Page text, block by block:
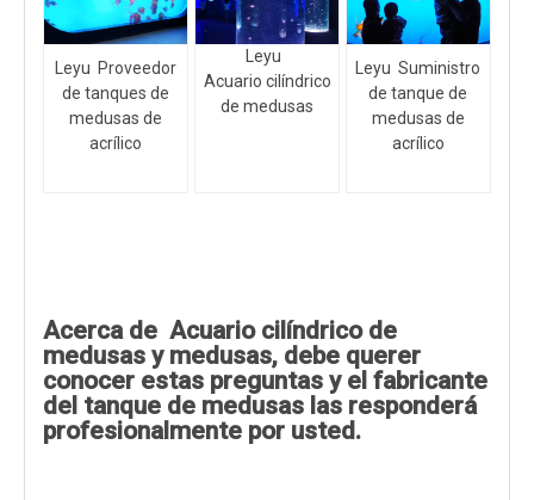
Leyu Proveedor
de tanques de
medusas de
acrílico
Leyu
Acuario cilíndrico
de medusas
Leyu Suministro
de tanque de
medusas de
acrílico
Acerca de Acuario cilíndrico de
medusas y medusas, debe querer
conocer estas preguntas y el fabricante
del tanque de medusas las responderá
profesionalmente por usted.